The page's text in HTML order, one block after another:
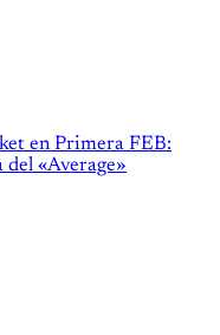
en Primera FEB:
del «Average»